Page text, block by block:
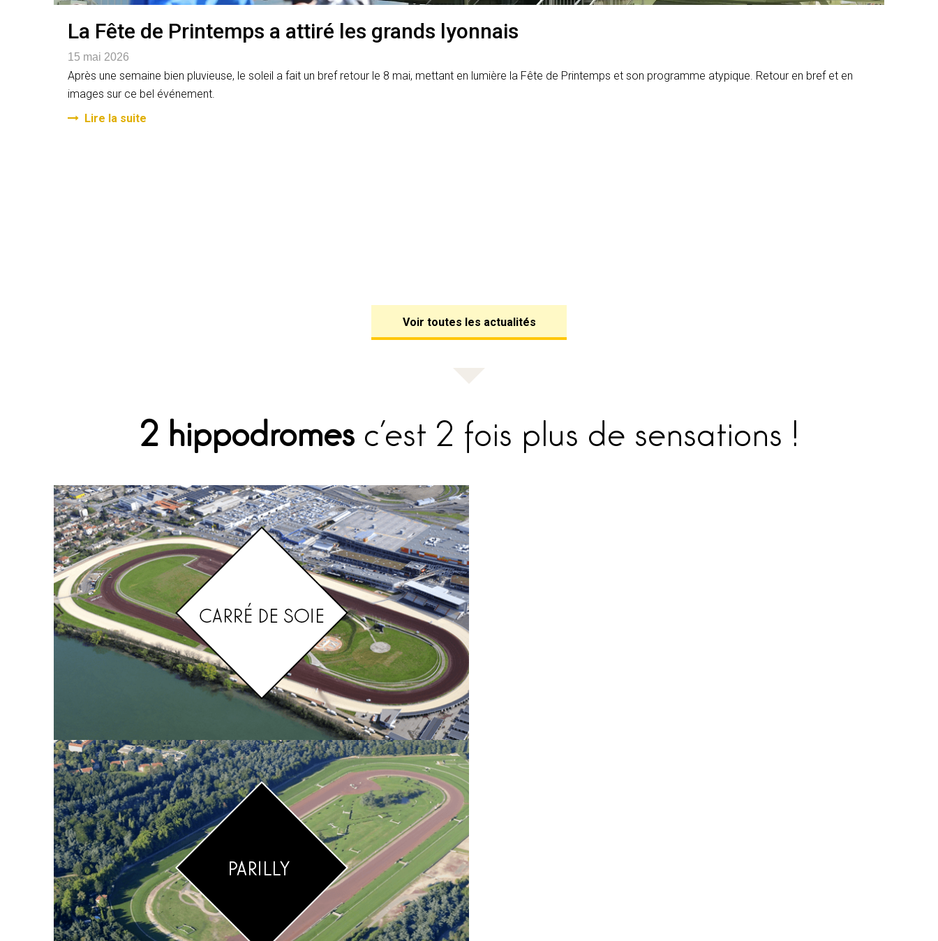
La Fête de Printemps a attiré les grands lyonnais
15 mai 2026
Après une semaine bien pluvieuse, le soleil a fait un bref retour le 8 mai, mettant en lumière la Fête de Printemps et son programme atypique. Retour en bref et en
images sur ce bel événement.
Lire la suite
Voir toutes les actualités
2 hippodromes c’est 2 fois plus de sensations !